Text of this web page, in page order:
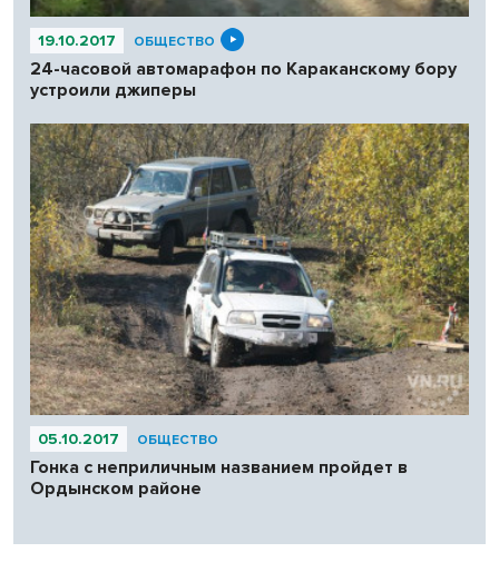
19.10.2017 ОБЩЕСТВО
24-часовой автомарафон по Караканскому бору
устроили джиперы
05.10.2017 ОБЩЕСТВО
Гонка с неприличным названием пройдет в
Ордынском районе